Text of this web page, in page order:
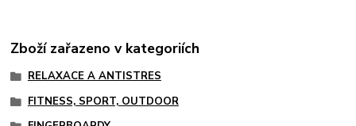
Zboží zařazeno v kategoriích
RELAXACE A ANTISTRES
FITNESS, SPORT, OUTDOOR